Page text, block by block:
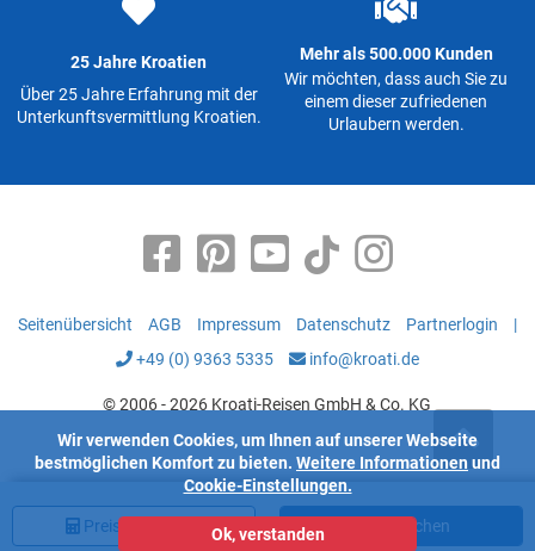
Preis Jetzt buchen
25 Jahre Kroatien
Über 25 Jahre Erfahrung mit der
Unterkunftsvermittlung Kroatien.
Mehr als 500.000 Kunden
Wir möchten, dass auch Sie zu
einem dieser zufriedenen
Urlaubern werden.
Seitenübersicht AGB Impressum Datenschutz Partnerlogin
|
+49 (0) 9363 5335
info@kroati.de
© 2006 - 2026 Kroati-Reisen GmbH & Co. KG
Wir verwenden Cookies, um Ihnen auf unserer Webseite
bestmöglichen Komfort zu bieten. Weitere Informationen und
Cookie-Einstellungen.
Ok, verstanden